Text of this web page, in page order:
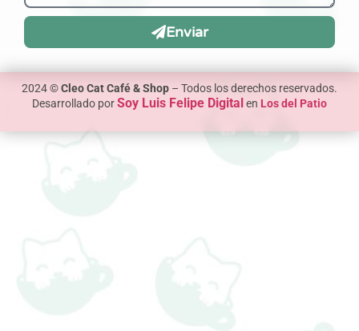
Enviar
2024 ©Cleo Cat Café & Shop – Todos los derechos reservados.
Desarrollado porSoy Luis Felipe Digital en Los del Patio